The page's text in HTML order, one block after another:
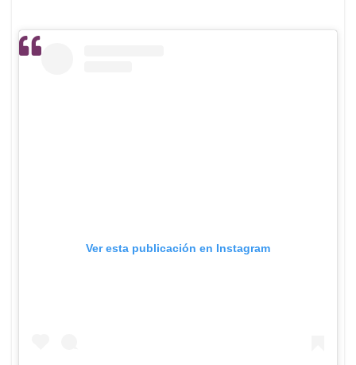
Ver esta publicación en Instagram